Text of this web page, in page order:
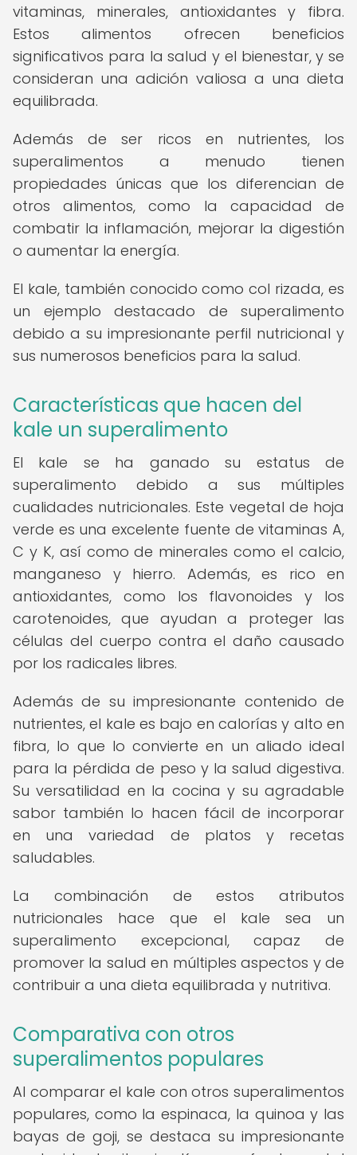
vitaminas, minerales, antioxidantes y fibra.
Estos alimentos ofrecen beneficios
significativos para la salud y el bienestar, y se
consideran una adición valiosa a una dieta
equilibrada.
Además de ser ricos en nutrientes, los
superalimentos a menudo tienen
propiedades únicas que los diferencian de
otros alimentos, como la capacidad de
combatir la inflamación, mejorar la digestión
o aumentar la energía.
El kale, también conocido como col rizada, es
un ejemplo destacado de superalimento
debido a su impresionante perfil nutricional y
sus numerosos beneficios para la salud.
Características que hacen del
kale un superalimento
El kale se ha ganado su estatus de
superalimento debido a sus múltiples
cualidades nutricionales. Este vegetal de hoja
verde es una excelente fuente de vitaminas A,
C y K, así como de minerales como el calcio,
manganeso y hierro. Además, es rico en
antioxidantes, como los flavonoides y los
carotenoides, que ayudan a proteger las
células del cuerpo contra el daño causado
por los radicales libres.
Además de su impresionante contenido de
nutrientes, el kale es bajo en calorías y alto en
fibra, lo que lo convierte en un aliado ideal
para la pérdida de peso y la salud digestiva.
Su versatilidad en la cocina y su agradable
sabor también lo hacen fácil de incorporar
en una variedad de platos y recetas
saludables.
La combinación de estos atributos
nutricionales hace que el kale sea un
superalimento excepcional, capaz de
promover la salud en múltiples aspectos y de
contribuir a una dieta equilibrada y nutritiva.
Comparativa con otros
superalimentos populares
Al comparar el kale con otros superalimentos
populares, como la espinaca, la quinoa y las
bayas de goji, se destaca su impresionante